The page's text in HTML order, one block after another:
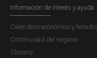
Información de interés y ayuda
Calendario económico y
Continuidad del negocio
Glosario